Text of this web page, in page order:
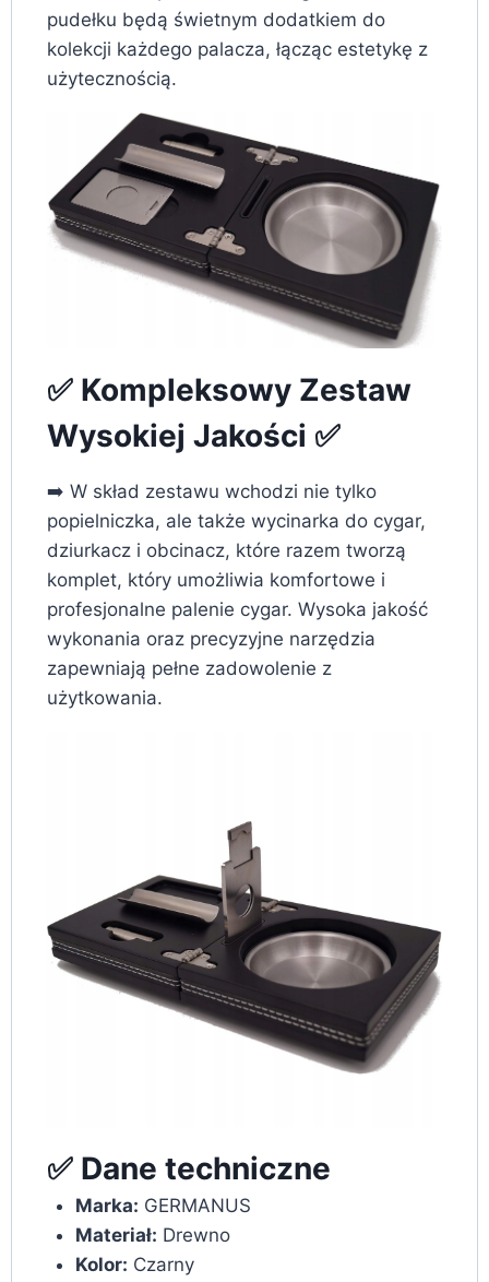
pudełku będą świetnym dodatkiem do
kolekcji każdego palacza, łącząc estetykę z
użytecznością.
✅ Kompleksowy Zestaw
Wysokiej Jakości ✅
➡️ W skład zestawu wchodzi nie tylko
popielniczka, ale także wycinarka do cygar,
dziurkacz i obcinacz, które razem tworzą
komplet, który umożliwia komfortowe i
profesjonalne palenie cygar. Wysoka jakość
wykonania oraz precyzyjne narzędzia
zapewniają pełne zadowolenie z
użytkowania.
✅ Dane techniczne
Marka: GERMANUS
Materiał: Drewno
Kolor: Czarny